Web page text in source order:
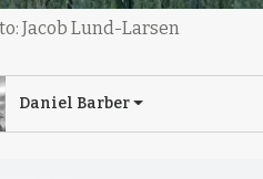
Jacob Lund-Larsen
Daniel Barber